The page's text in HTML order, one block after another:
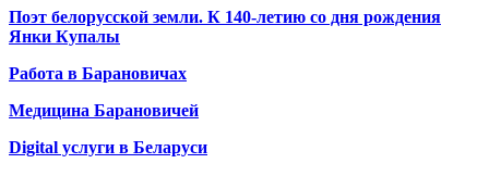
Поэт белорусской земли. К 140-летию со дня рождения
Янки Купалы
Работа в Барановичах
Медицина Барановичей
Digital услуги в Беларуси